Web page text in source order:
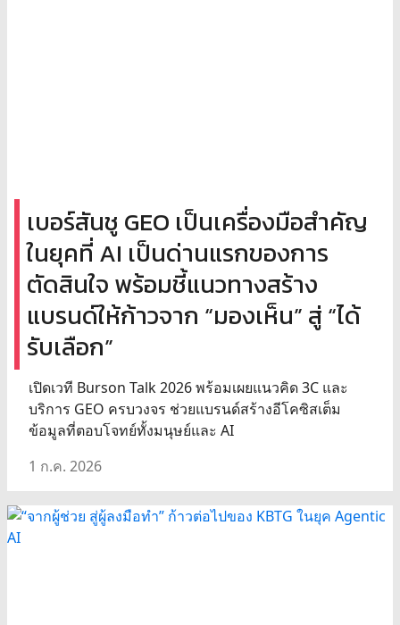
เบอร์สันชู GEO เป็นเครื่องมือสำคัญ
ในยุคที่ AI เป็นด่านแรกของการ
ตัดสินใจ พร้อมชี้แนวทางสร้าง
แบรนด์ให้ก้าวจาก “มองเห็น” สู่ “ได้
รับเลือก”
เปิดเวที Burson Talk 2026 พร้อมเผยแนวคิด 3C และ
บริการ GEO ครบวงจร ช่วยแบรนด์สร้างอีโคซิสเต็ม
ข้อมูลที่ตอบโจทย์ทั้งมนุษย์และ AI
1 ก.ค. 2026